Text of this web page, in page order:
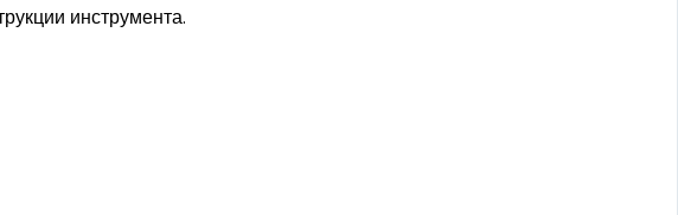
инструмента.